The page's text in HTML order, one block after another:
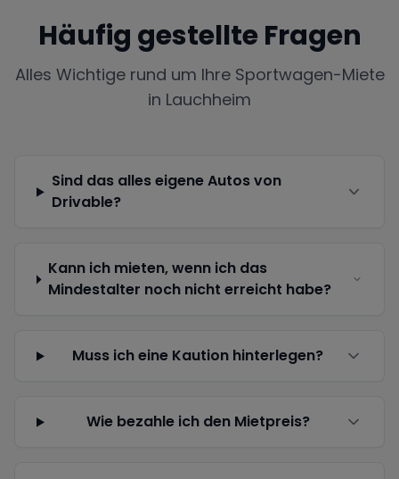
Häufig gestellte Fragen
Alles Wichtige rund um Ihre Sportwagen-Miete
in Lauchheim
Sind das alles eigene Autos von
Drivable?
Kann ich mieten, wenn ich das
Mindestalter noch nicht erreicht habe?
Muss ich eine Kaution hinterlegen?
Wie bezahle ich den Mietpreis?